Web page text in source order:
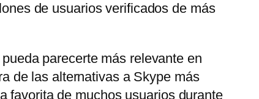
de usuarios verificados de más
parecerte más relevante en
de las alternativas a Skype más
favorita de muchos usuarios durante